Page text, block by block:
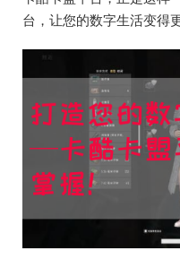
台，让您的数字生活变得